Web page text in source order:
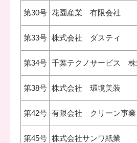
第30号 花園産業 有限会社
第33号 株式会社 ダスティ
第34号 千葉テクノサービス 株
第38号 株式会社 環境美装
第42号 有限会社 クリーン事業
第45号 株式会社サンワ紙業